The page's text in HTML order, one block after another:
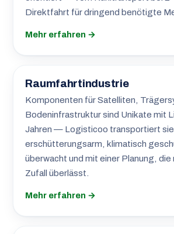
Direktfahrt für dringend benötigte
Mehr erfahren →
Raumfahrtindustrie
Komponenten für Satelliten,
Bodeninfrastruktur sind Unikate mit
Jahren — Logisticoo transportiert
erschütterungsarm, klimatisch
überwacht und mit einer Planung, die
Zufall überlässt.
Mehr erfahren →